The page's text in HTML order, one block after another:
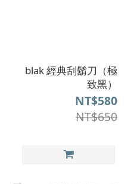
blak 經典刮鬍刀（極
致黑）
NT$580
NT$650